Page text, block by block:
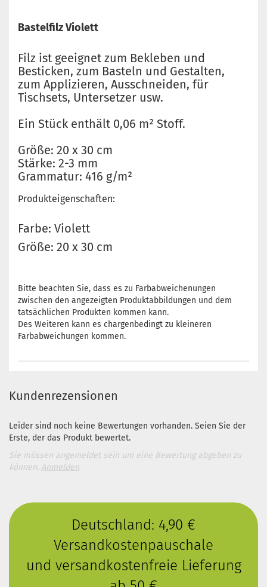
Bastelfilz Violett
Filz ist geeignet zum Bekleben und
Besticken, zum Basteln und Gestalten,
zum Applizieren, Ausschneiden, für
Tischsets, Untersetzer usw.
Ein Stück enthält 0,06 m² Stoff.
Größe: 20 x 30 cm
Stärke: 2-3 mm
Grammatur: 416 g/m²
Produkteigenschaften:
Farbe: Violett
Größe: 20 x 30 cm
Bitte beachten Sie, dass es zu Farbabweichenungen
zwischen den angezeigten Produktabbildungen und dem
tatsächlichen Produkten kommen kann.
Des Weiteren kann es chargenbedingt zu kleineren
Farbabweichungen kommen.
Kundenrezensionen
Leider sind noch keine Bewertungen vorhanden. Seien Sie der
Erste, der das Produkt bewertet.
Sie müssen angemeldet sein um eine Bewertung abgeben zu
können. Anmelden
Deutschland: 4,90 €
Versandkostenpauschale
und versandkostenfreie Lieferung